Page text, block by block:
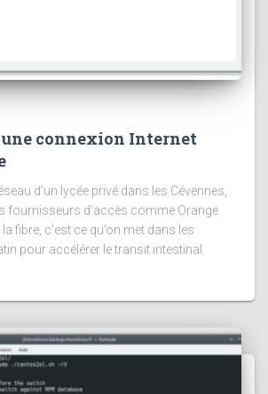
connexion Internet
d’un lycée privé dans les Cévennes,
fournisseurs d’accès comme Orange
fibre, c’est ce qu’on met dans les
pour accélérer le transit intestinal.